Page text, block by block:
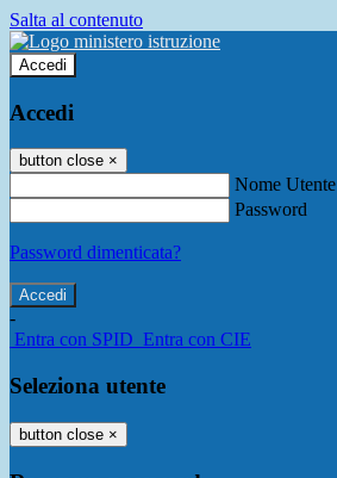
Salta al contenuto
Accedi
Accedi
button close ×
Nome Utente
Password
Password dimenticata?
-
Entra con SPID Entra con CIE
Seleziona utente
button close ×